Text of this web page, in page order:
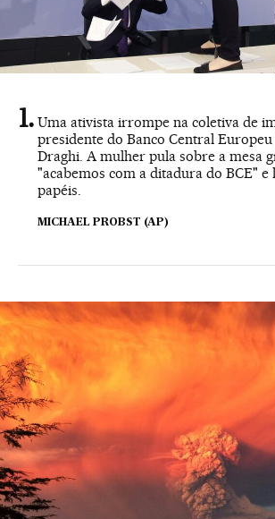
Uma ativista irrompe na coletiva de
presidente do Banco Central Europeu
Draghi. A mulher pula sobre a mesa
"acabemos com a ditadura do BCE" e
papéis.
MICHAEL PROBST (AP)